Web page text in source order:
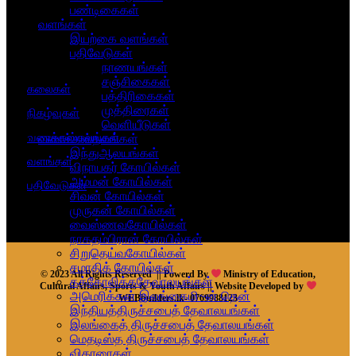
பண்டிகைகள்
வளங்கள்
இயற்கை வளங்கள்
பதிவேடுகள்
நாணயங்கள்
சஞ்சிகைகள்
பத்திரிகைகள்
முத்திரைகள்
வெளியீடுகள்
வணக்கஸ்தலங்கள்
இந்துஆலயங்கள்
விநாயகர் கோயில்கள்
அம்மன் கோயில்கள்
சிவன் கோயில்கள்
முருகன் கோயில்கள்
வைஸ்ணவகோயில்கள்
நாகதம்பிரான் கோயில்கள்
சிறுதெய்வகோயில்கள்
சமாதிக் கோயில்கள்
கத்தோலிக்கதேவாலயங்கள்
அமெரிக்கன் இலங்கைமி~ன் தென்
இந்தியத்திருச்சபைத் தேவாலயங்கள்
இலங்கைத் திருச்சபைத் தேவாலயங்கள்
மெதடிஸ்த திருச்சபைத் தேவாலயங்கள்
விகாரைகள்
கலைகள்
நிகழ்வுகள்
வணக்கஸ்தலங்கள்
வளங்கள்
பதிவேடுகள்
© 2023 All Rights Reserved || Powerd By
Ministry of Education,
Cultural Affairs, Sports & Youth Affairs || Website Developed by
WEBbuilders.lk- 0769988123